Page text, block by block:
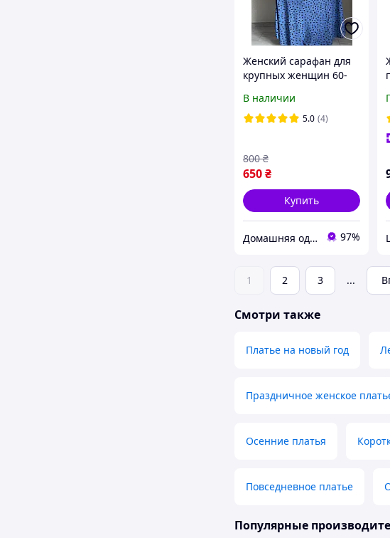
Женский сарафан для
крупных женщин 60-
В наличии
5.0 (4)
650₴
800 ₴
Купить
Домашняя одежда пышным женщинам 97%
1 2 3 ...
Смотри также
Платье на новый год
Праздничное женское
Осенние платья
Повседневное платье
Популярные